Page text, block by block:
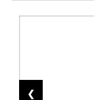
❮